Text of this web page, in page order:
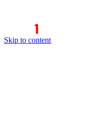
Skip to content